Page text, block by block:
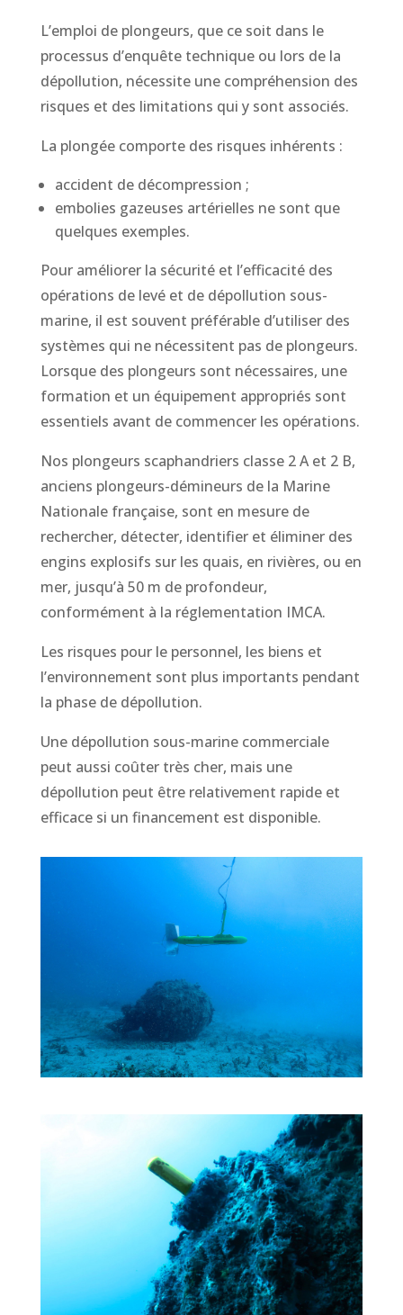
L’emploi de plongeurs, que ce soit dans le
processus d’enquête technique ou lors de la
dépollution, nécessite une compréhension des
risques et des limitations qui y sont associés.
La plongée comporte des risques inhérents :
accident de décompression ;
embolies gazeuses artérielles ne sont que
quelques exemples.
Pour améliorer la sécurité et l’efficacité des
opérations de levé et de dépollution sous-
marine, il est souvent préférable d’utiliser des
systèmes qui ne nécessitent pas de plongeurs.
Lorsque des plongeurs sont nécessaires, une
formation et un équipement appropriés sont
essentiels avant de commencer les opérations.
Nos plongeurs scaphandriers classe 2 A et 2 B,
anciens plongeurs-démineurs de la Marine
Nationale française, sont en mesure de
rechercher, détecter, identifier et éliminer des
engins explosifs sur les quais, en rivières, ou en
mer, jusqu’à 50 m de profondeur,
conformément à la réglementation IMCA.
Les risques pour le personnel, les biens et
l’environnement sont plus importants pendant
la phase de dépollution.
Une dépollution sous-marine commerciale
peut aussi coûter très cher, mais une
dépollution peut être relativement rapide et
efficace si un financement est disponible.